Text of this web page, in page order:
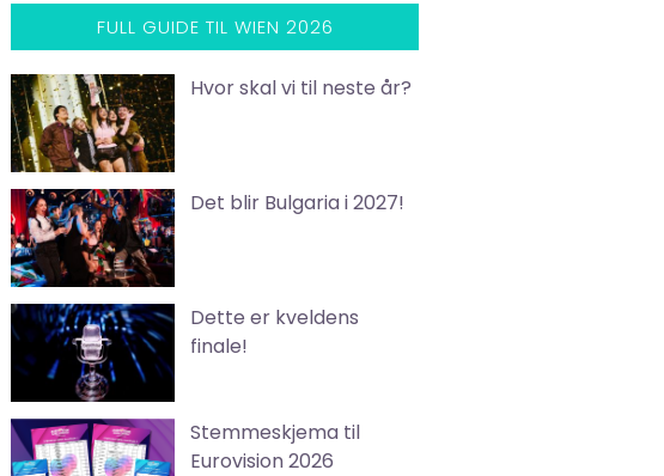
FULL GUIDE TIL WIEN 2026
Hvor skal vi til neste år?
Det blir Bulgaria i 2027!
Dette er kveldens
finale!
Stemmeskjema til
Eurovision 2026